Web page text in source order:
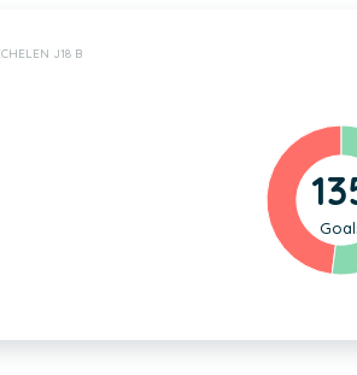
J18 B